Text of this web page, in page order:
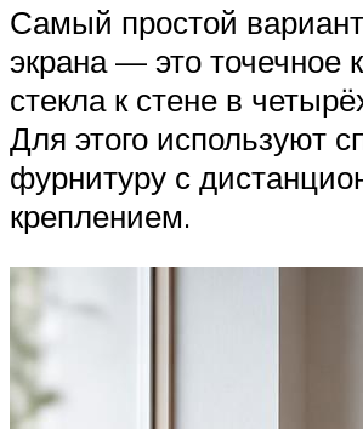
Самый простой
экрана — это точечное
стекла к стене в
Для этого используют
фурнитуру с
креплением.